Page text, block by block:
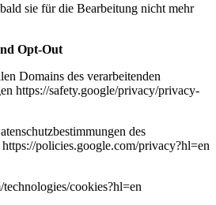
sie für die Bearbeitung nicht mehr
Opt-Out
Domains des verarbeitenden
https://safety.google/privacy/privacy-
des
policies.google.com/privacy?hl=en
cookies?hl=en